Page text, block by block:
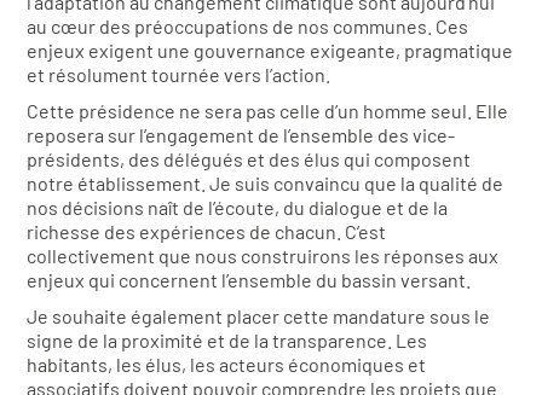
au cœur des préoccupations de nos communes. Ces
enjeux exigent une gouvernance exigeante, pragmatique
et résolument tournée vers l’action.
Cette présidence ne sera pas celle d’un homme seul. Elle
reposera sur l’engagement de l’ensemble des vice-
présidents, des délégués et des élus qui composent
notre établissement. Je suis convaincu que la qualité de
nos décisions naît de l’écoute, du dialogue et de la
richesse des expériences de chacun. C’est
collectivement que nous construirons les réponses aux
enjeux qui concernent l’ensemble du bassin versant.
Je souhaite également placer cette mandature sous le
signe de la proximité et de la transparence. Les
habitants, les élus, les acteurs économiques et
associatifs doivent pouvoir comprendre les projets que